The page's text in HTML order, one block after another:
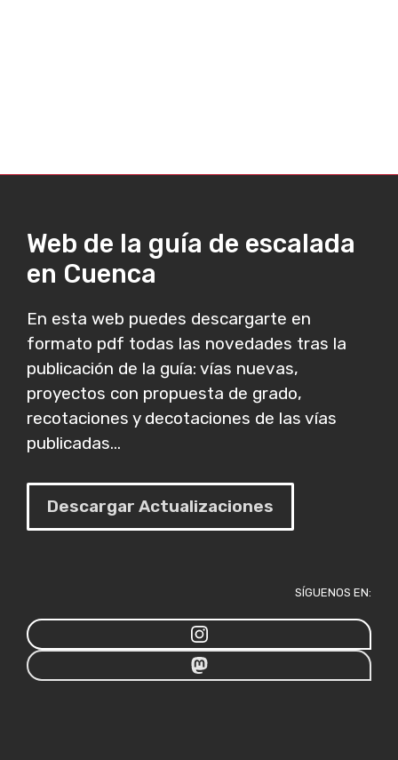
Web de la guía de escalada
en Cuenca
En esta web puedes descargarte en
formato pdf todas las novedades tras la
publicación de la guía: vías nuevas,
proyectos con propuesta de grado,
recotaciones y decotaciones de las vías
publicadas...
Descargar Actualizaciones
SÍGUENOS EN: